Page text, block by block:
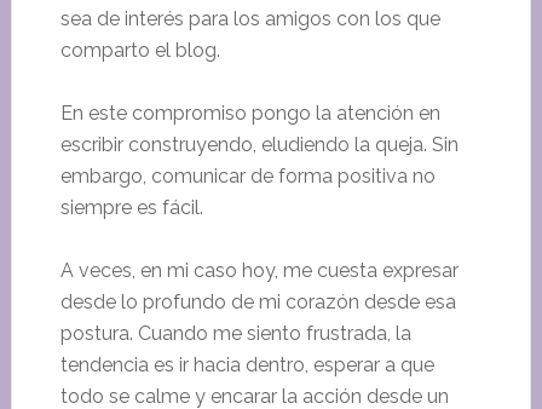
sea de interés para los amigos con los que
comparto el blog.
En este compromiso pongo la atención en
escribir construyendo, eludiendo la queja. Sin
embargo, comunicar de forma positiva no
siempre es fácil.
A veces, en mi caso hoy, me cuesta expresar
desde lo profundo de mi corazón desde esa
postura. Cuando me siento frustrada, la
tendencia es ir hacia dentro, esperar a que
todo se calme y encarar la acción desde un